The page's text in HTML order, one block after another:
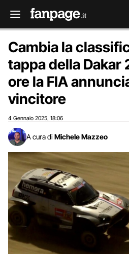
Cambia la
tappa della Dakar
ore la FIA
vincitore
4 Gennaio 2025 18:06
A cura di Michele Mazzeo